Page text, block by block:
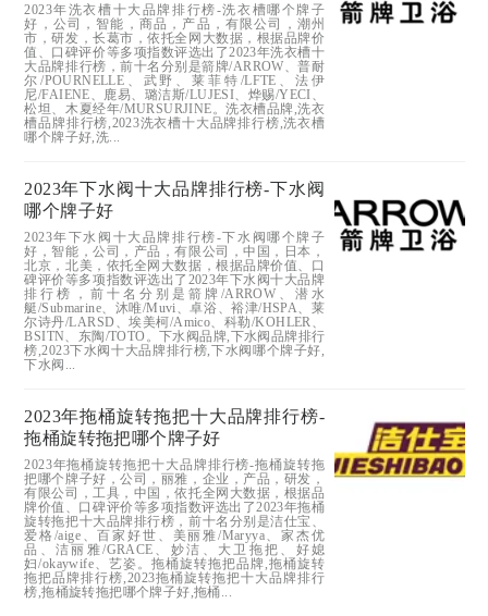
2023年洗衣槽十大品牌排行榜-洗衣槽哪个牌子
好，公司，智能，商品，产品，有限公司，潮州
市，研发，长葛市，依托全网大数据，根据品牌价
值、口碑评价等多项指数评选出了2023年洗衣槽十
大品牌排行榜，前十名分别是箭牌/ARROW、普耐
尔/POURNELLE、武野、莱菲特/LFTE、法伊
尼/FAIENE、鹿易、璐洁斯/LUJESI、烨赐/YECI、
松坦、木夏经年/MURSURJINE。洗衣槽品牌,洗衣
槽品牌排行榜,2023洗衣槽十大品牌排行榜,洗衣槽
哪个牌子好,洗...
2023年下水阀十大品牌排行榜-下水阀
哪个牌子好
2023年下水阀十大品牌排行榜-下水阀哪个牌子
好，智能，公司，产品，有限公司，中国，日本，
北京，北美，依托全网大数据，根据品牌价值、口
碑评价等多项指数评选出了2023年下水阀十大品牌
排行榜，前十名分别是箭牌/ARROW、潜水
艇/Submarine、沐唯/Muvi、卓浴、裕津/HSPA、莱
尔诗丹/LARSD、埃美柯/Amico、科勒/KOHLER、
BSITN、东陶/TOTO。下水阀品牌,下水阀品牌排行
榜,2023下水阀十大品牌排行榜,下水阀哪个牌子好,
下水阀...
2023年拖桶旋转拖把十大品牌排行榜-
拖桶旋转拖把哪个牌子好
2023年拖桶旋转拖把十大品牌排行榜-拖桶旋转拖
把哪个牌子好，公司，丽雅，企业，产品，研发，
有限公司，工具，中国，依托全网大数据，根据品
牌价值、口碑评价等多项指数评选出了2023年拖桶
旋转拖把十大品牌排行榜，前十名分别是洁仕宝、
爱格/aige、百家好世、美丽雅/Maryya、家杰优
品、洁丽雅/GRACE、妙洁、大卫拖把、好媳
妇/okaywife、艺姿。拖桶旋转拖把品牌,拖桶旋转
拖把品牌排行榜,2023拖桶旋转拖把十大品牌排行
榜,拖桶旋转拖把哪个牌子好,拖桶...